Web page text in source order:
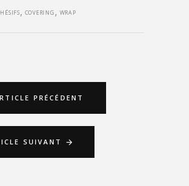
, COVERING , WRAP
PRÉCÉDENT
SUIVANT